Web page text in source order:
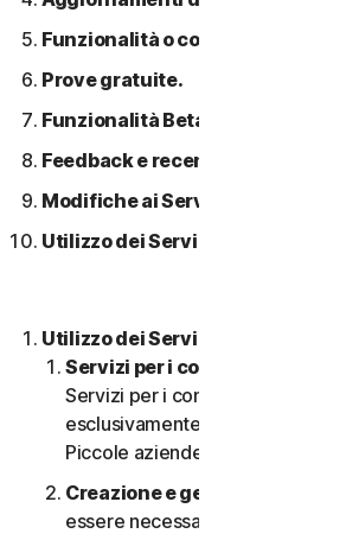
Funzionalità o contenuti di terzi.
Prove gratuite.
Funzionalità Beta.
Feedback e recensioni.
Modifiche ai Servizi.
Utilizzo dei Servizi in una rete.
Utilizzo dei Servizi.
Servizi per i consumatori o
Servizi per i consumatori sono
esclusivamente per i
Piccole aziende.
Creazione e gestione di un
essere necessario disporre di un